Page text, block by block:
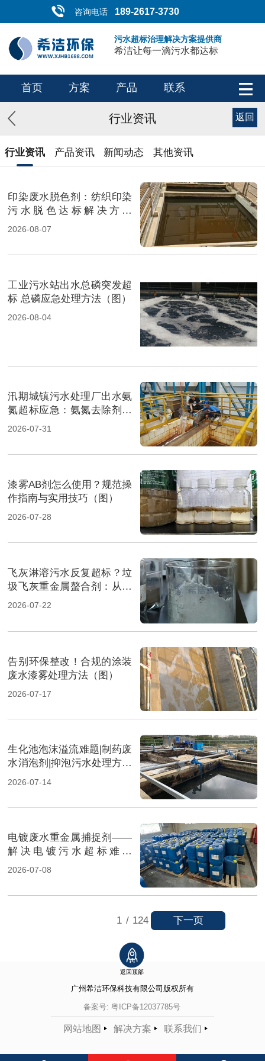
咨询电话 189-2617-3730
污水超标治理解决方案提供商
希洁让每一滴污水都达标
首页 方案 产品 联系
行业资讯 返回
行业资讯 产品资讯 新闻动态 其他资讯
印染废水脱色剂：纺织印染
污水脱色达标解决方案
（图）
2026-08-07
工业污水站出水总磷突发超
标 总磷应急处理方法（图）
2026-08-04
汛期城镇污水处理厂出水氨
氮超标应急：氨氮去除剂投
加方法及实操指南（图）
2026-07-31
漆雾AB剂怎么使用？规范操
作指南与实用技巧（图）
2026-07-28
飞灰淋溶污水反复超标？垃
圾飞灰重金属螯合剂：从源
头实现固液双达标（图）
2026-07-22
告别环保整改！合规的涂装
废水漆雾处理方法（图）
2026-07-17
生化池泡沫溢流难题|制药废
水消泡剂|抑泡污水处理方案
（图）
2026-07-14
电镀废水重金属捕捉剂——
解决电镀污水超标难题
（图）
2026-07-08
1 / 124 下一页
返回顶部
广州希洁环保科技有限公司 版权所有
备案号: 粤ICP备12037785号
网站地图 解决方案 联系我们